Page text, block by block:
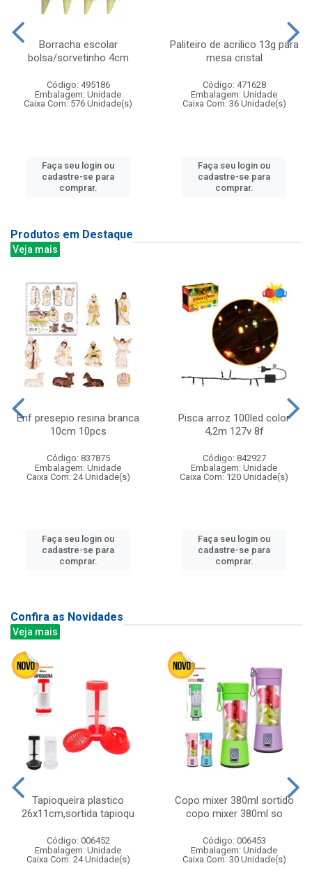
Borracha escolar
bolsa/sorvetinho 4cm
Código: 495186
Embalagem: Unidade
Caixa Com: 576 Unidade(s)
Faça seu login ou
cadastre-se para
comprar.
Paliteiro de acrilico 13g para
mesa cristal
Código: 471628
Embalagem: Unidade
Caixa Com: 36 Unidade(s)
Faça seu login ou
cadastre-se para
comprar.
Produtos em Destaque
Veja mais
Enf presepio resina branca
10cm 10pcs
Código: 837875
Embalagem: Unidade
Caixa Com: 24 Unidade(s)
Faça seu login ou
cadastre-se para
comprar.
Pisca arroz 100led color
4,2m 127v 8f
Código: 842927
Embalagem: Unidade
Caixa Com: 120 Unidade(s)
Faça seu login ou
cadastre-se para
comprar.
Confira as Novidades
Veja mais
Tapioqueira plastico
26x11cm,sortida tapioqu
Código: 006452
Embalagem: Unidade
Caixa Com: 24 Unidade(s)
Copo mixer 380ml sortido
copo mixer 380ml so
Código: 006453
Embalagem: Unidade
Caixa Com: 30 Unidade(s)